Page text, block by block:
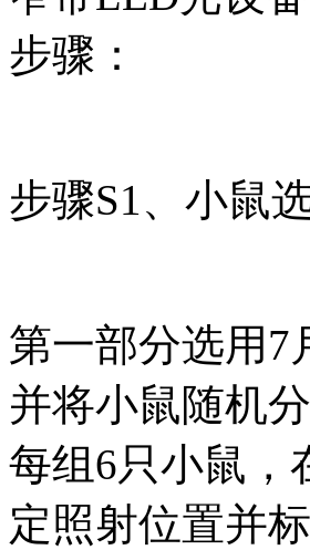
步骤：
步骤S1、小鼠
第一部分选用7
并将小鼠随机
每组6只小鼠，
定照射位置并标